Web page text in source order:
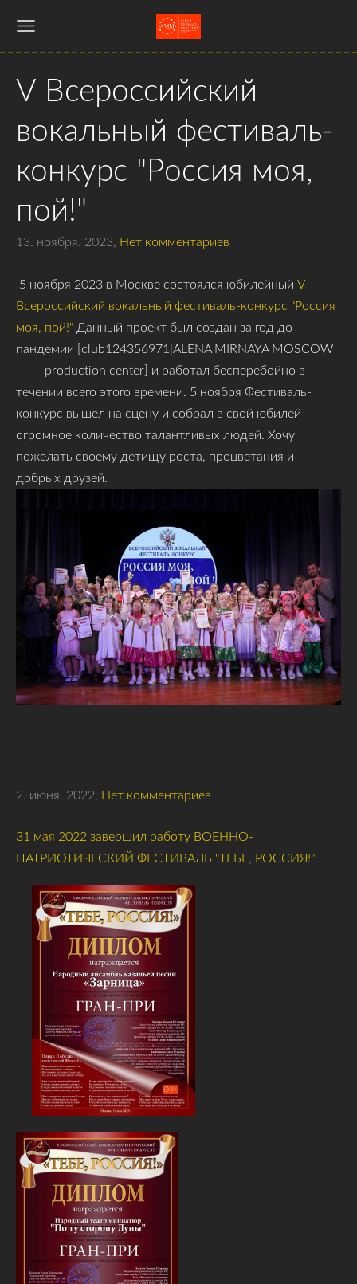
V Всероссийский
вокальный фестиваль-
конкурс "Россия моя,
пой!"
13. ноября. 2023, Нет комментариев
5 ноября 2023 в Москве состоялся юбилейный V
Всероссийский вокальный фестиваль-конкурс "Россия
моя, пой!"Данный проект был создан за год до
пандемии [club124356971|ALENA MIRNAYA MOSCOW
production center] и работал бесперебойно в
течении всего этого времени. 5 ноября Фестиваль-
конкурс вышел на сцену и собрал в свой юбилей
огромное количество талантливых людей. Хочу
пожелать своему детищу роста, процветания и
добрых друзей.
2. июня. 2022, Нет комментариев
31 мая 2022 завершил работу ВОЕННО-
ПАТРИОТИЧЕСКИЙ ФЕСТИВАЛЬ "ТЕБЕ, РОССИЯ!"